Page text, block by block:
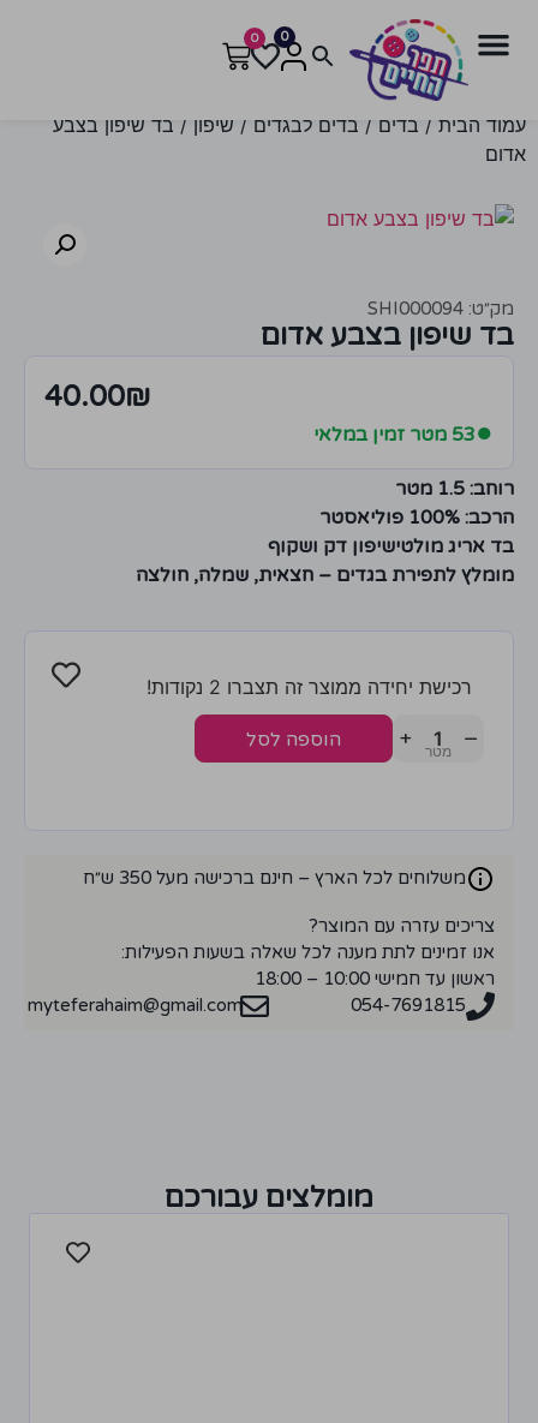
0
0
עמוד הבית / בדים / בדים לבגדים / שיפון / בד שיפון בצבע
אדום
מק״ט: SHI000094
בד שיפון בצבע אדום
40.00₪
●53 מטר זמין במלאי
רוחב: 1.5 מטר
הרכב: 100% פוליאסטר
בד אריג מולטישיפון דק ושקוף
מומלץ לתפירת בגדים – חצאית, שמלה, חולצה
רכישת יחידה ממוצר זה תצברו 2 נקודות!
−
+ הוספה לסל
משלוחים לכל הארץ – חינם ברכישה מעל 350 ש״ח
צריכים עזרה עם המוצר?
אנו זמינים לתת מענה לכל שאלה בשעות הפעילות:
ראשון עד חמישי 10:00 – 18:00
054-7691815
myteferahaim@gmail.com
מומלצים עבורכם